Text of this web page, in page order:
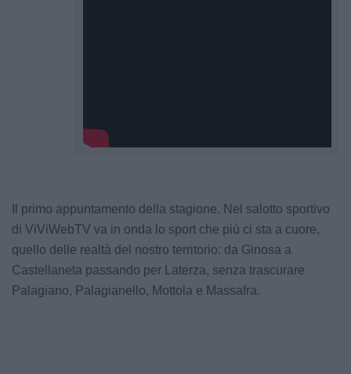
Il primo appuntamento della stagione. Nel salotto sportivo
di ViViWebTV va in onda lo sport che più ci sta a cuore,
quello delle realtà del nostro territorio: da Ginosa a
Castellaneta passando per Laterza, senza trascurare
Palagiano, Palagianello, Mottola e Massafra.